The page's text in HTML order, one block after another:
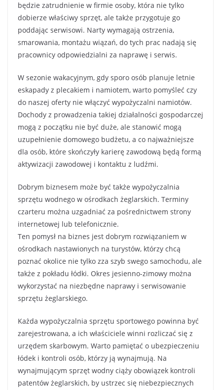
będzie zatrudnienie w firmie osoby, która nie tylko
dobierze właściwy sprzęt, ale także przygotuje go
poddając serwisowi. Narty wymagają ostrzenia,
smarowania, montażu wiązań, do tych prac nadają się
pracownicy odpowiedzialni za naprawę i serwis.
W sezonie wakacyjnym, gdy sporo osób planuje letnie
eskapady z plecakiem i namiotem, warto pomyśleć czy
do naszej oferty nie włączyć wypożyczalni namiotów.
Dochody z prowadzenia takiej działalności gospodarczej
mogą z początku nie być duże, ale stanowić mogą
uzupełnienie domowego budżetu, a co najważniejsze
dla osób, które skończyły karierę zawodową będą formą
aktywizacji zawodowej i kontaktu z ludźmi.
Dobrym biznesem może być także wypożyczalnia
sprzętu wodnego w ośrodkach żeglarskich. Terminy
czarteru można uzgadniać za pośrednictwem strony
internetowej lub telefonicznie.
Ten pomysł na biznes jest dobrym rozwiązaniem w
ośrodkach nastawionych na turystów, którzy chcą
poznać okolice nie tylko zza szyb swego samochodu, ale
także z pokładu łódki. Okres jesienno-zimowy można
wykorzystać na niezbędne naprawy i serwisowanie
sprzętu żeglarskiego.
Każda wypożyczalnia sprzętu sportowego powinna być
zarejestrowana, a ich właściciele winni rozliczać się z
urzędem skarbowym. Warto pamiętać o ubezpieczeniu
łódek i kontroli osób, którzy ją wynajmują. Na
wynajmującym sprzęt wodny ciąży obowiązek kontroli
patentów żeglarskich, by ustrzec się niebezpiecznych